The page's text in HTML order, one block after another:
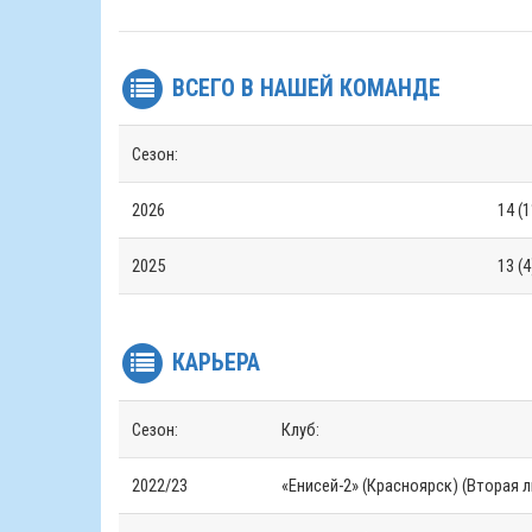
ВСЕГО В НАШЕЙ КОМАНДЕ
Сезон:
2026 14
2025 13
КАРЬЕРА
Сезон: Клуб:
2022/23 «Енисей-2» (Красноярск) (Вторая